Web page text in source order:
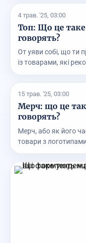
4 трав. '25, 03:00
Топ: Що це таке
говорять?
От уяви собі, що ти
із товарами, які
15 трав. '25, 03:00
Мерч: що це
говорять?
Мерч, або як його
товари з